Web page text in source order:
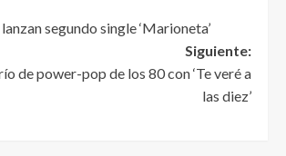
segundo single ‘Marioneta’
Siguiente:
de power-pop de los 80 con ‘Te veré a
las diez’